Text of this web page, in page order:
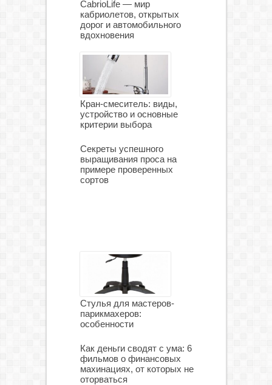
CabrioLife — мир
кабриолетов, открытых
дорог и автомобильного
вдохновения
Кран-смеситель: виды,
устройство и основные
критерии выбора
Секреты успешного
выращивания проса на
примере проверенных
сортов
Стулья для мастеров-
парикмахеров:
особенности
Как деньги сводят с ума: 6
фильмов о финансовых
махинациях, от которых не
оторваться